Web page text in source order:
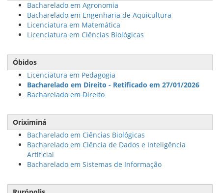
Bacharelado em Agronomia
Bacharelado em Engenharia de Aquicultura
Licenciatura em Matemática
Licenciatura em Ciências Biológicas
Óbidos
Licenciatura em Pedagogia
Bacharelado em Direito - Retificado em 27/01/2026
Bacharelado em Direito
Oriximiná
Bacharelado em Ciências Biológicas
Bacharelado em Ciência de Dados e Inteligência
Artificial
Bacharelado em Sistemas de Informação